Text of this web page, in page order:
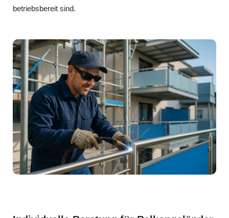
betriebsbereit sind.